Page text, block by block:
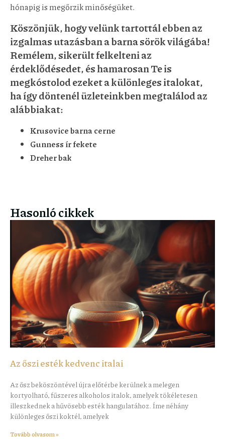
hónapig is megőrzik minőségüket.
Köszönjük, hogy velünk tartottál ebben az
izgalmas utazásban a barna sörök világába!
Remélem, sikerült felkelteni az
érdeklődésedet, és hamarosan Te is
megkóstolod ezeket a különleges italokat,
ha így döntenél üzleteinkben megtalálod az
alábbiakat:
Krusovice barna cerne
Gunness ír fekete
Dreher bak
Hasonló cikkek
Az őszi esték kedvenc italai
Az ősz beköszöntével újra előtérbe kerülnek a melegen
kortyolható, fűszeres alkoholos italok, amelyek tökéletesen
illeszkednek a hűvösebb esték hangulatához. Íme néhány
különleges őszi koktél, amelyek
Tovább olvasom »